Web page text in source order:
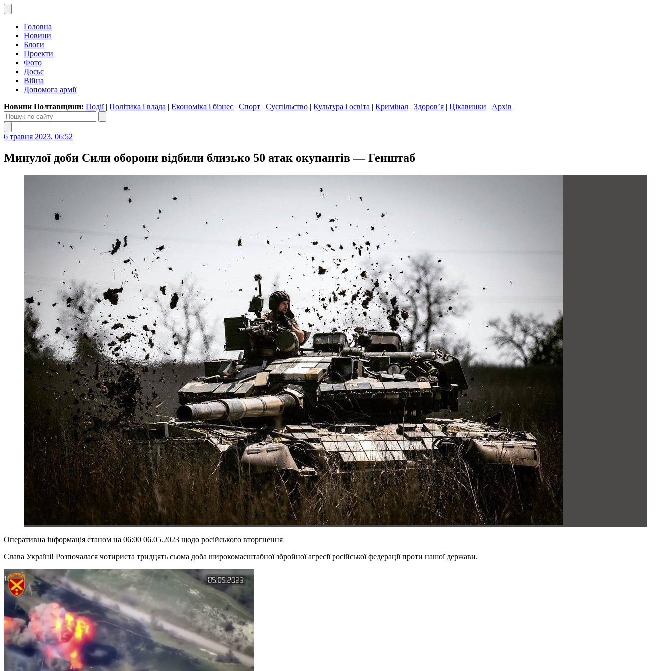
Головна
Новини
Блоги
Проекти
Фото
Досьє
Війна
Допомога армії
Новини Полтавщини: Події| Політика і влада | Економіка і бізнес | Спорт | Суспільство | Культура і освіта | Кримінал | Здоров’я | Цікавинки | Архів
6 травня 2023, 06:52
Минулої доби Сили оборони відбили близько 50 атак окупантів — Генштаб
Оперативна інформація станом на 06:00 06.05.2023 щодо російського вторгнення
Слава Україні! Розпочалася чотириста тридцять сьома доба широкомасштабної збройної агресії російської федерації проти нашої держави.